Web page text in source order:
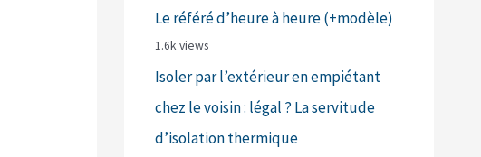
Le référé d’heure à heure (+modèle)
1.6k views
Isoler par l’extérieur en empiétant
chez le voisin : légal ? La servitude
d’isolation thermique